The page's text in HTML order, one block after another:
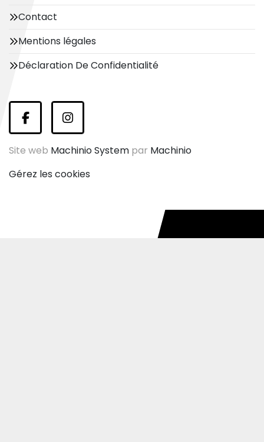
Contact
Mentions légales
Déclaration De Confidentialité
facebookinstagram
Site web Machinio System par Machinio
Gérez les cookies